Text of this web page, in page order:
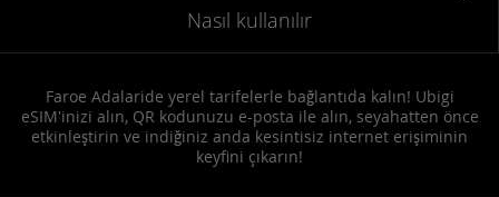
Nasıl kullanılır
Faroe Adalaride yerel tarifelerle bağlantıda kalın! Ubigi
eSIM'inizi alın, QR kodunuzu e-posta ile alın, seyahatten önce
etkinleştirin ve indiğiniz anda kesintisiz internet erişiminin
keyfini çıkarın!